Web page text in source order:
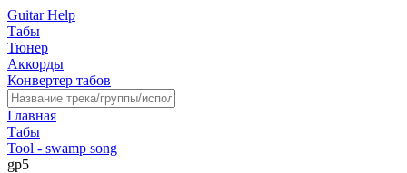
Guitar Help
Табы
Тюнер
Аккорды
Конвертер табов
Главная
Табы
Tool - swamp song
gp5